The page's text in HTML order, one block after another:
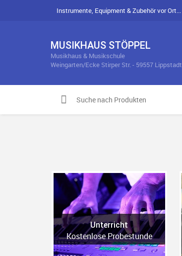
Instrumente, Equipment & Zubehör vor Ort...
MUSIKHAUS STÖPPEL
Musikhaus & Musikschule
Weingarten/Ecke Stirper Str. - 59557 Lippstadt
Unterricht
Kostenlose Probestunde